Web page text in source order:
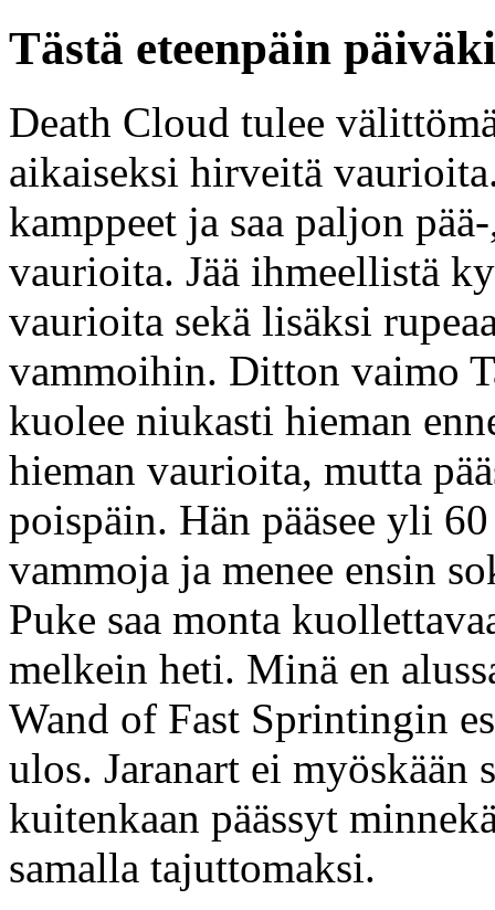
Tästä eteenpäin
Death Cloud tulee
aikaiseksi hirveitä
kamppeet ja saa paljon
vaurioita. Jää ihmeellistä
vaurioita sekä lisäksi
vammoihin. Ditton vaimo
kuolee niukasti hieman
hieman vaurioita, mutta
poispäin. Hän pääsee yli
vammoja ja menee ensin
Puke saa monta
melkein heti. Minä en
Wand of Fast Sprintingin
ulos. Jaranart ei myöskään
kuitenkaan päässyt
samalla tajuttomaksi.